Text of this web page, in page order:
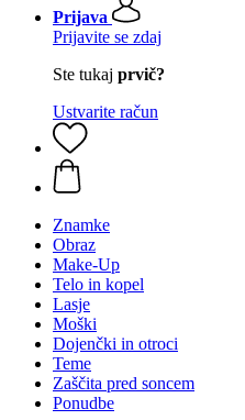
Prijava
Prijavite se zdaj
Ste tukaj prvič?
Ustvarite račun
Znamke
Obraz
Make-Up
Telo in kopel
Lasje
Moški
Dojenčki in otroci
Teme
Zaščita pred soncem
Ponudbe